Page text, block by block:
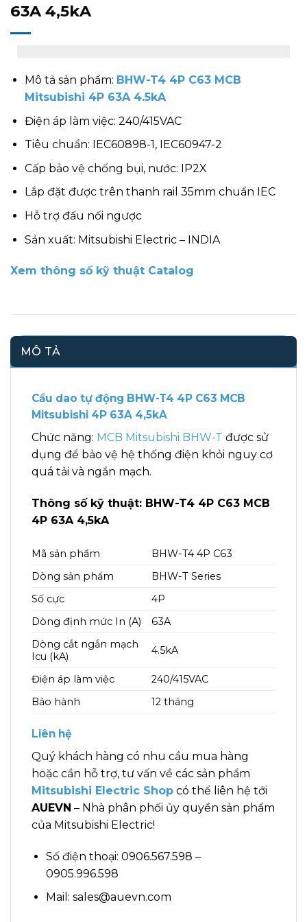
63A 4,5kA
Mô tả sản phẩm: BHW-T4 4P C63 MCB
Mitsubishi 4P 63A 4.5kA
Điện áp làm việc: 240/415VAC
Tiêu chuẩn: IEC60898-1, IEC60947-2
Cấp bảo vệ chống bụi, nước: IP2X
Lắp đặt được trên thanh rail 35mm chuẩn IEC
Hỗ trợ đấu nối ngược
Sản xuất: Mitsubishi Electric – INDIA
Xem thông số kỹ thuật Catalog
MÔ TẢ
Cầu dao tự động BHW-T4 4P C63 MCB
Mitsubishi 4P 63A 4,5kA
Chức năng: MCB Mitsubishi BHW-T được sử
dụng để bảo vệ hệ thống điện khỏi nguy cơ
quá tải và ngắn mạch.
Thông số kỹ thuật: BHW-T4 4P C63 MCB
4P 63A 4,5kA
Mã sản phẩm
BHW-T4 4P C63
Dòng sản phẩm
BHW-T Series
Số cực
4P
Dòng định mức In (A)
63A
Dòng cắt ngắn mạch
Icu (kA)
4.5kA
Điện áp làm việc
240/415VAC
Bảo hành
12 tháng
Liên hệ
Quý khách hàng có nhu cầu mua hàng
hoặc cần hỗ trợ, tư vấn về các sản phẩm
Mitsubishi Electric Shop có thể liên hệ tới
AUEVN – Nhà phân phối ủy quyền sản phẩm
của Mitsubishi Electric!
Số điện thoại: 0906.567.598 –
0905.996.598
Mail: sales@auevn.com